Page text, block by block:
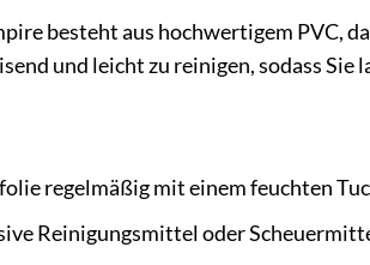
besteht aus hochwertigem PVC,
und leicht zu reinigen, sodass Sie
regelmäßig mit einem feuchten
Reinigungsmittel oder